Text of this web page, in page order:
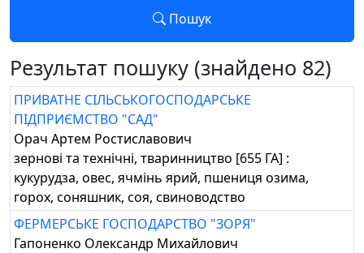
Пошук
Результат пошуку (знайдено 82)
ПРИВАТНЕ СІЛЬСЬКОГОСПОДАРСЬКЕ
ПІДПРИЄМСТВО "САД"
Орач Артем Ростиславович
зернові та технічні, тваринництво [655 ГА] :
кукурудза, овес, ячмінь ярий, пшениця озима,
горох, соняшник, соя, свиноводство
ФЕРМЕРСЬКЕ ГОСПОДАРСТВО "ЗОРЯ"
Гапоненко Олександр Михайлович